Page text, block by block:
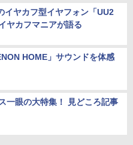
イヤカフ型イヤフォン「UU2
ヤカフマニアが語る
HOME」サウンドを体感
一眼の大特集！ 見どころ記事